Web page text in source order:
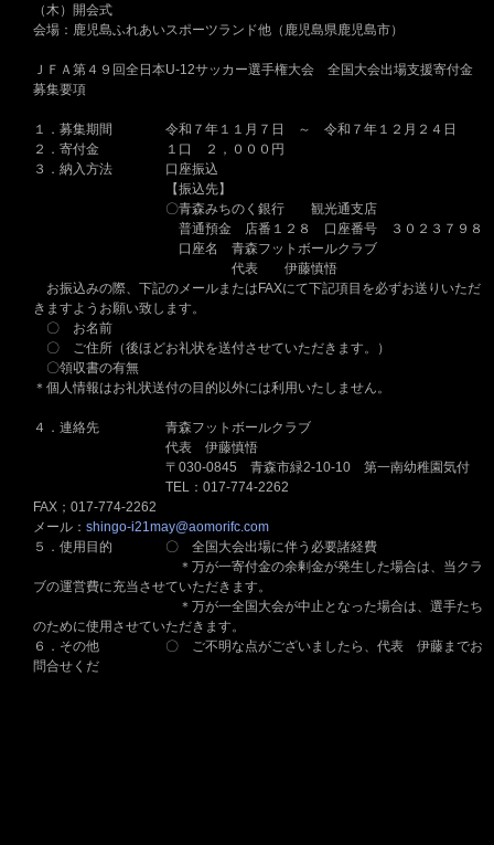
（木）開会式
会場：鹿児島ふれあいスポーツランド他（鹿児島県鹿児島市）
ＪＦＡ第４９回全日本U-12サッカー選手権大会 全国大会出場支援寄付金
募集要項
１．募集期間 令和７年１１月７日 ～ 令和７年１２月２４日
２．寄付金 １口 ２，０００円
３．納入方法 口座振込
【振込先】
〇青森みちのく銀行 観光通支店
普通預金 店番１２８ 口座番号 ３０２３７９８
口座名 青森フットボールクラブ
代表 伊藤慎悟
お振込みの際、下記のメールまたはFAXにて下記項目を必ずお送りいただ
きますようお願い致します。
〇 お名前
〇 ご住所（後ほどお礼状を送付させていただきます。）
〇領収書の有無
＊個人情報はお礼状送付の目的以外には利用いたしません。
４．連絡先 青森フットボールクラブ
代表 伊藤慎悟
〒030-0845 青森市緑2-10-10 第一南幼稚園気付
TEL：017-774-2262
FAX；017-774-2262
メール： shingo-i21may@aomorifc.com
５．使用目的 〇 全国大会出場に伴う必要諸経費
＊万が一寄付金の余剰金が発生した場合は、当クラ
ブの運営費に充当させていただきます。
＊万が一全国大会が中止となった場合は、選手たち
のために使用させていただきます。
６．その他 〇 ご不明な点がございましたら、代表 伊藤までお
問合せくだ